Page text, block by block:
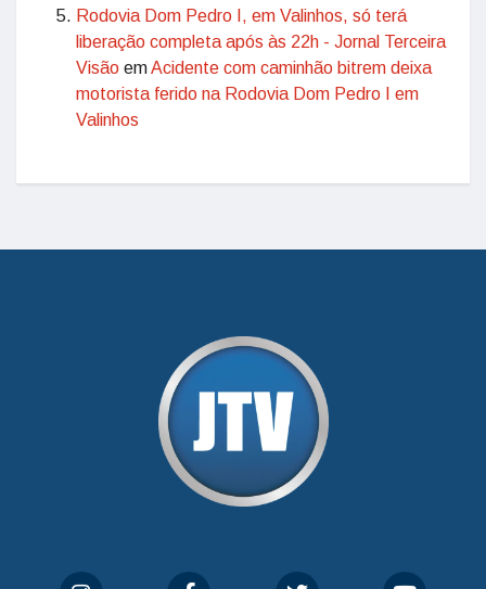
Rodovia Dom Pedro I, em Valinhos, só terá
liberação completa após às 22h - Jornal Terceira
Visão emAcidente com caminhão bitrem deixa
motorista ferido na Rodovia Dom Pedro I em
Valinhos